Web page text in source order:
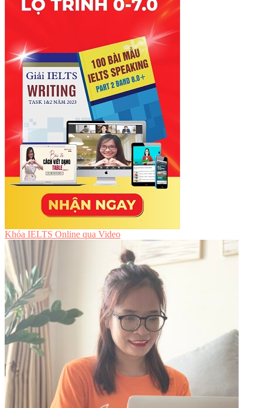
Khóa IELTS Online qua Video